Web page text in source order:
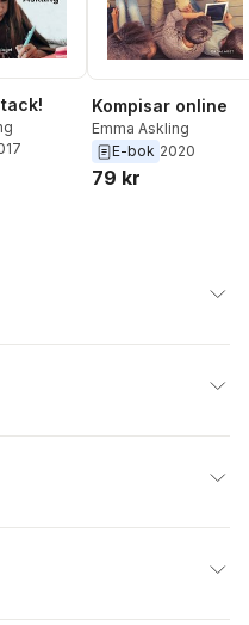
Totalt antal röster:
Kompisar online
Emma Askling
E-bok 2020
79 kr